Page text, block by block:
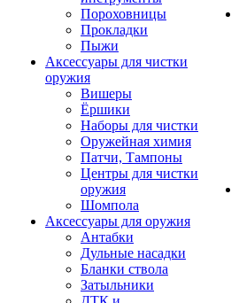
Пороховницы
Прокладки
Пыжи
Аксессуары для чистки
оружия
Вишеры
Ёршики
Наборы для чистки
Оружейная химия
Патчи, Тампоны
Центры для чистки
оружия
Шомпола
Аксессуары для оружия
Антабки
Дульные насадки
Бланки ствола
Затыльники